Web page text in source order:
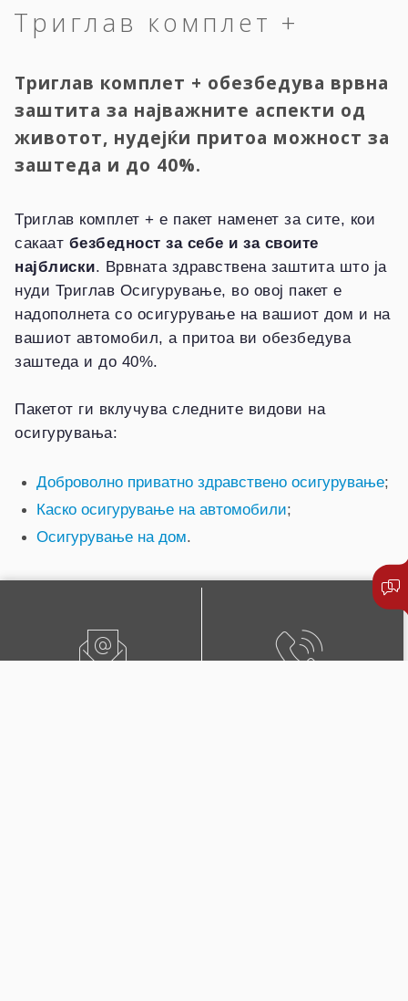
Триглав комплет +
Триглав комплет + обезбедува врвна
заштита за најважните аспекти од
животот, нудејќи притоа можност за
заштеда и до 40%.
Триглав комплет + е пакет наменет за сите, кои
сакаат безбедност за себе и за своите
најблиски. Врвната здравствена заштита што ја
нуди Триглав Осигурување, во овој пакет е
надополнета со осигурување на вашиот дом и на
вашиот автомобил, а притоа ви обезбедува
заштеда и до 40%.
Пакетот ги вклучува следните видови на
осигурувања:
Доброволно приватно здравствено осигурување;
Каско осигурување на автомобили;
Осигурување на дом.